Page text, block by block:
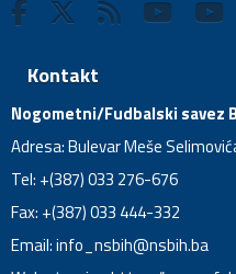
Kontakt
Nogometni/Fudbalski savez
Adresa: Bulevar Meše
Tel: +(387) 033 276-676
Fax: +(387) 033 444-332
Email:info_nsbih@nsbih.ba